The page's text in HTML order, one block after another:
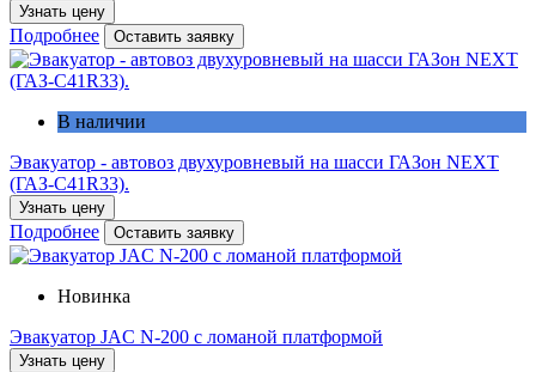
Узнать цену
Подробнее Оставить заявку
В наличии
Эвакуатор - автовоз двухуровневый на шасси ГАЗон NEXT
(ГАЗ-С41R33).
Узнать цену
Подробнее Оставить заявку
Новинка
Эвакуатор JAC N-200 с ломаной платформой
Узнать цену